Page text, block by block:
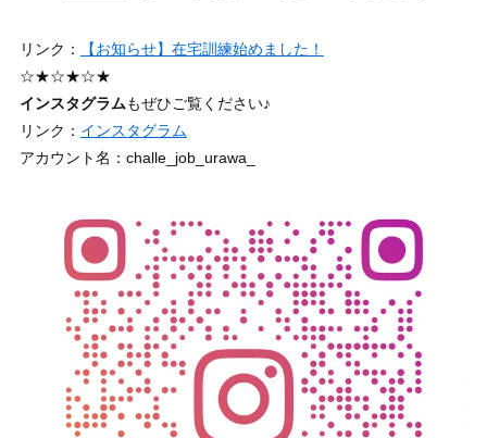
リンク：
【お知らせ】在宅訓練始めました！
☆★☆★☆★
インスタグラムもぜひご覧ください♪
リンク： インスタグラム
アカウント名：challe_job_urawa_